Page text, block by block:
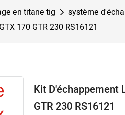
en titane tig
système
170 GTR 230 RS16121
Kit D'échappement
GTR 230 RS16121